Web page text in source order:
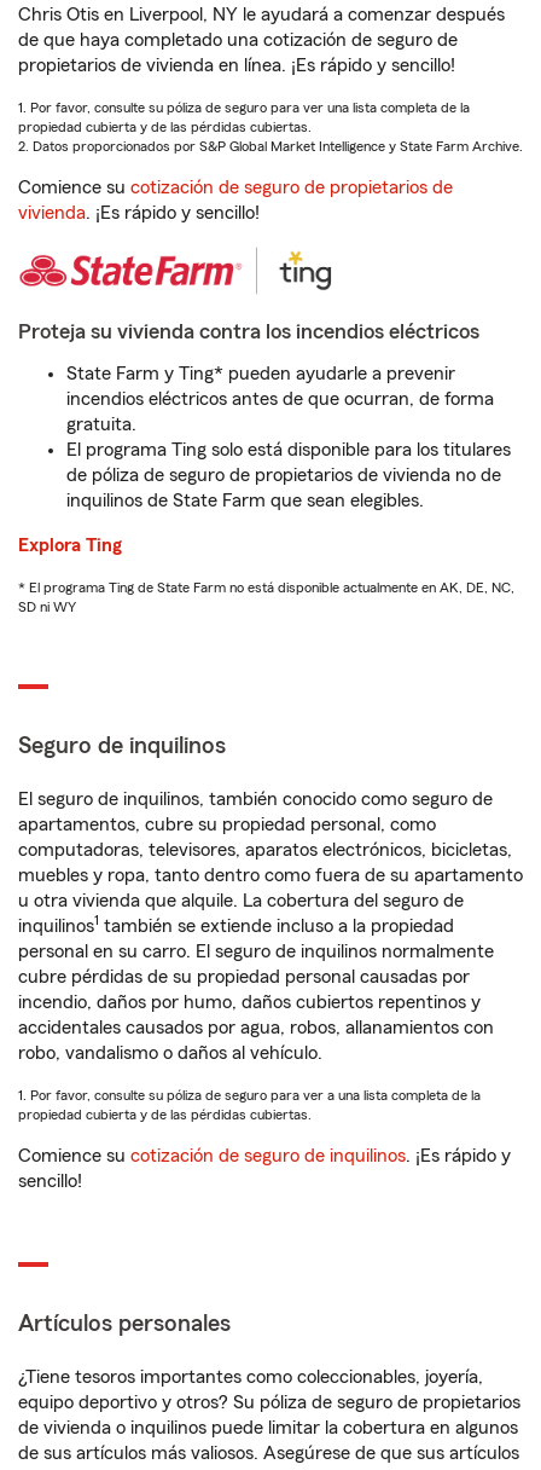
Chris Otis en Liverpool, NY le ayudará a comenzar después
de que haya completado una cotización de seguro de
propietarios de vivienda en línea. ¡Es rápido y sencillo!
1. Por favor, consulte su póliza de seguro para ver una lista completa de la
propiedad cubierta y de las pérdidas cubiertas.
2. Datos proporcionados por S&P Global Market Intelligence y State Farm Archive.
Comience su cotización de seguro de propietarios de
vivienda. ¡Es rápido y sencillo!
Proteja su vivienda contra los incendios eléctricos
State Farm y Ting* pueden ayudarle a prevenir
incendios eléctricos antes de que ocurran, de forma
gratuita.
El programa Ting solo está disponible para los titulares
de póliza de seguro de propietarios de vivienda no de
inquilinos de State Farm que sean elegibles.
Explora Ting
* El programa Ting de State Farm no está disponible actualmente en AK, DE, NC,
SD ni WY
Seguro de inquilinos
El seguro de inquilinos, también conocido como seguro de
apartamentos, cubre su propiedad personal, como
computadoras, televisores, aparatos electrónicos, bicicletas,
muebles y ropa, tanto dentro como fuera de su apartamento
u otra vivienda que alquile. La cobertura del seguro de
inquilinos1 también se extiende incluso a la propiedad
personal en su carro. El seguro de inquilinos normalmente
cubre pérdidas de su propiedad personal causadas por
incendio, daños por humo, daños cubiertos repentinos y
accidentales causados por agua, robos, allanamientos con
robo, vandalismo o daños al vehículo.
1. Por favor, consulte su póliza de seguro para ver a una lista completa de la
propiedad cubierta y de las pérdidas cubiertas.
Comience su cotización de seguro de inquilinos. ¡Es rápido y
sencillo!
Artículos personales
¿Tiene tesoros importantes como coleccionables, joyería,
equipo deportivo y otros? Su póliza de seguro de propietarios
de vivienda o inquilinos puede limitar la cobertura en algunos
de sus artículos más valiosos. Asegúrese de que sus artículos